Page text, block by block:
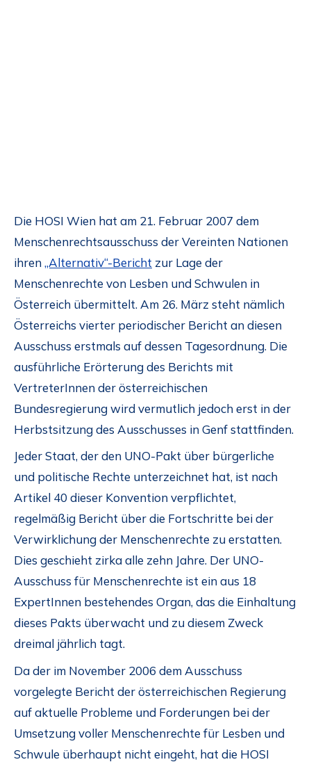
Die HOSI Wien hat am 21. Februar 2007 dem
Menschenrechtsausschuss der Vereinten Nationen
ihren„Alternativ“-Bericht zur Lage der
Menschenrechte von Lesben und Schwulen in
Österreich übermittelt. Am 26. März steht nämlich
Österreichs vierter periodischer Bericht an diesen
Ausschuss erstmals auf dessen Tagesordnung. Die
ausführliche Erörterung des Berichts mit
VertreterInnen der österreichischen
Bundesregierung wird vermutlich jedoch erst in der
Herbstsitzung des Ausschusses in Genf stattfinden.
Jeder Staat, der den UNO-Pakt über bürgerliche
und politische Rechte unterzeichnet hat, ist nach
Artikel 40 dieser Konvention verpflichtet,
regelmäßig Bericht über die Fortschritte bei der
Verwirklichung der Menschenrechte zu erstatten.
Dies geschieht zirka alle zehn Jahre. Der UNO-
Ausschuss für Menschenrechte ist ein aus 18
ExpertInnen bestehendes Organ, das die Einhaltung
dieses Pakts überwacht und zu diesem Zweck
dreimal jährlich tagt.
Da der im November 2006 dem Ausschuss
vorgelegte Bericht der österreichischen Regierung
auf aktuelle Probleme und Forderungen bei der
Umsetzung voller Menschenrechte für Lesben und
Schwule überhaupt nicht eingeht, hat die HOSI